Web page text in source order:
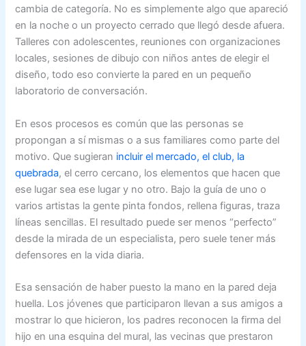
cambia de categoría. No es simplemente algo que apareció
en la noche o un proyecto cerrado que llegó desde afuera.
Talleres con adolescentes, reuniones con organizaciones
locales, sesiones de dibujo con niños antes de elegir el
diseño, todo eso convierte la pared en un pequeño
laboratorio de conversación.
En esos procesos es común que las personas se
propongan a sí mismas o a sus familiares como parte del
motivo. Que sugieran incluir el mercado, el club, la
quebrada, el cerro cercano, los elementos que hacen que
ese lugar sea ese lugar y no otro. Bajo la guía de uno o
varios artistas la gente pinta fondos, rellena figuras, traza
líneas sencillas. El resultado puede ser menos “perfecto”
desde la mirada de un especialista, pero suele tener más
defensores en la vida diaria.
Esa sensación de haber puesto la mano en la pared deja
huella. Los jóvenes que participaron llevan a sus amigos a
mostrar lo que hicieron, los padres reconocen la firma del
hijo en una esquina del mural, las vecinas que prestaron